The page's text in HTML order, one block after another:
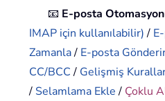
📧 E-posta
IMAP için kullanılabilir)/
Zamanla/ E-posta
CC/BCC/ Gelişmiş
/ Selamlama Ekle/ Çoklu